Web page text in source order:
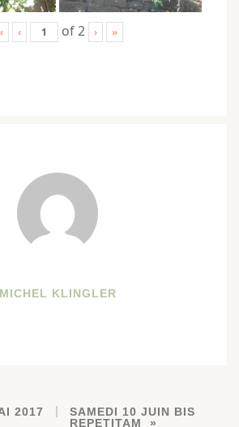
‹ of2 › »
MICHEL KLINGLER
2017
SAMEDI 10 JUIN BIS
REPETITAM